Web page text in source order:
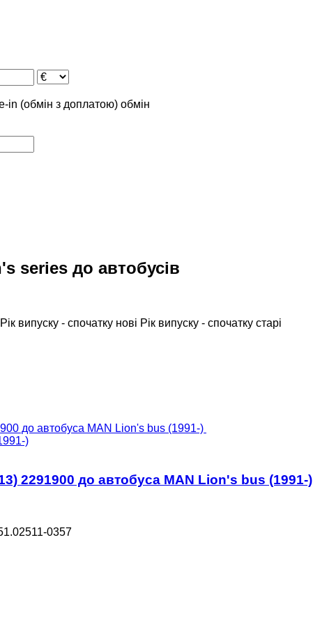
in (обмін з доплатою) обмін
series до автобусів
Рік випуску - спочатку нові Рік випуску - спочатку старі
)
2291900 до автобуса MAN Lion's bus (1991-)
0357